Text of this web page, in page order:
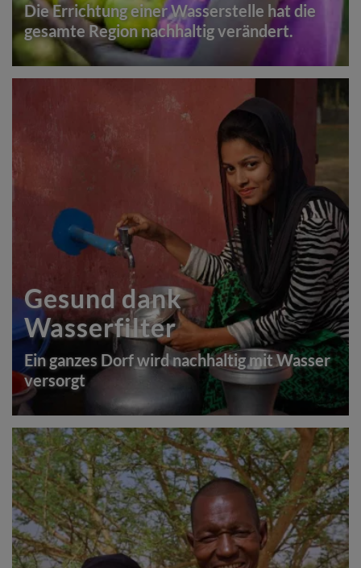
Die Errichtung einer Wasserstelle hat die
gesamte Region nachhaltig verändert.
Gesund dank
Wasserfilter
Ein ganzes Dorf wird nachhaltig mit Wasser
versorgt